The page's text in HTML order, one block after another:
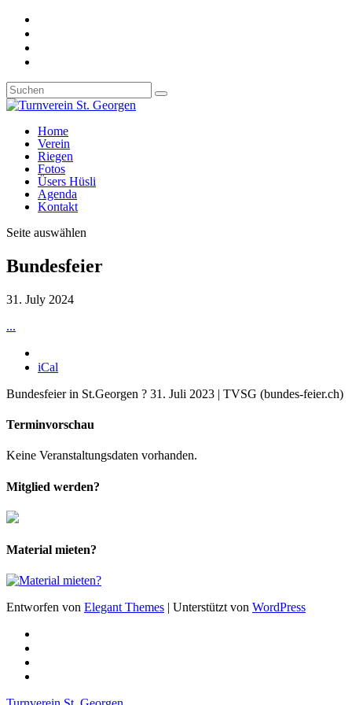
Home
Verein
Riegen
Fotos
Üsers Hüsli
Agenda
Kontakt
Seite auswählen
Bundesfeier
31. July 2024
...
iCal
Bundesfeier in St.Georgen ? 31. Juli 2023 | TVSG (bundes-feier.ch)
Terminvorschau
Keine Veranstaltungsdaten vorhanden.
Mitglied werden?
Material mieten?
Entworfen von Elegant Themes | Unterstützt von WordPress